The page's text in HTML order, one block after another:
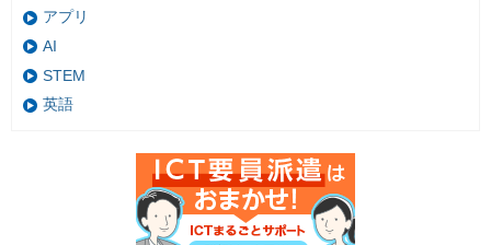
アプリ
AI
STEM
英語